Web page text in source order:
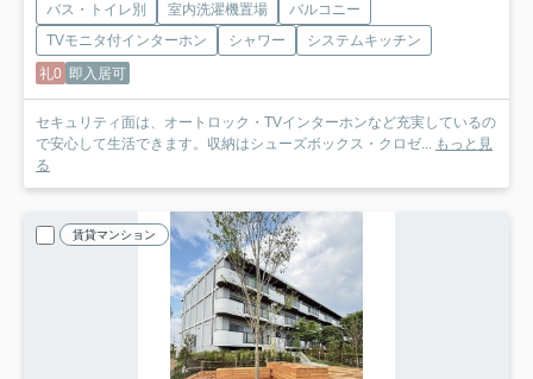
バス・トイレ別 室内洗濯機置場
バルコニー
TVモニタ付インターホン
シャワー
システムキッチン
礼0 即入居可
セキュリティ面は、オートロック・TVインターホンなど充実しているの
で安心して生活できます。収納はシューズボックス・クロゼ... もっと見
る
賃貸マンション